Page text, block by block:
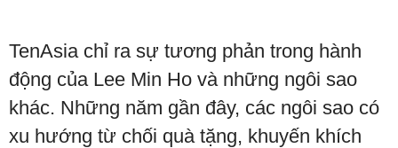
TenAsia chỉ ra sự tương phản trong hành
động của Lee Min Ho và những ngôi sao
khác. Những năm gần đây, các ngôi sao có
xu hướng từ chối quà tặng, khuyến khích